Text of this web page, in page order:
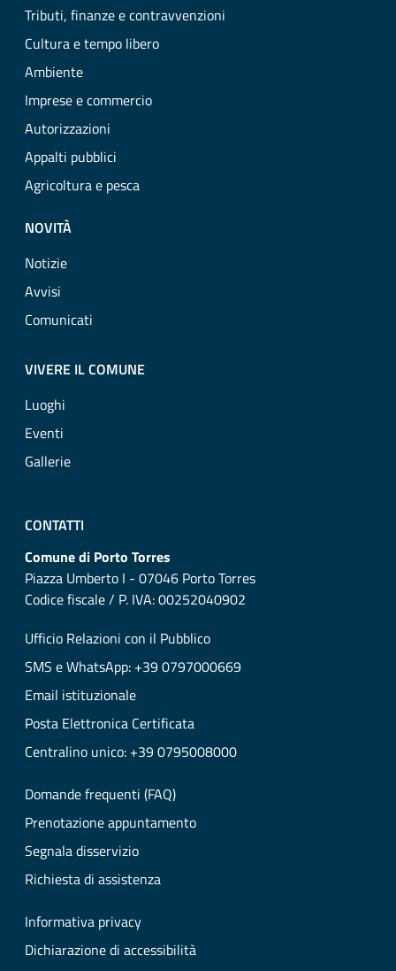
Tributi, finanze e contravvenzioni
Cultura e tempo libero
Ambiente
Imprese e commercio
Autorizzazioni
Appalti pubblici
Agricoltura e pesca
NOVITÀ
Notizie
Avvisi
Comunicati
VIVERE IL COMUNE
Luoghi
Eventi
Gallerie
CONTATTI
Comune di Porto Torres
Piazza Umberto I - 07046 Porto Torres
Codice fiscale / P. IVA: 00252040902
Ufficio Relazioni con il Pubblico
SMS e WhatsApp: +39 0797000669
Email istituzionale
Posta Elettronica Certificata
Centralino unico: +39 0795008000
Domande frequenti (FAQ)
Prenotazione appuntamento
Segnala disservizio
Richiesta di assistenza
Informativa privacy
Dichiarazione di accessibilità